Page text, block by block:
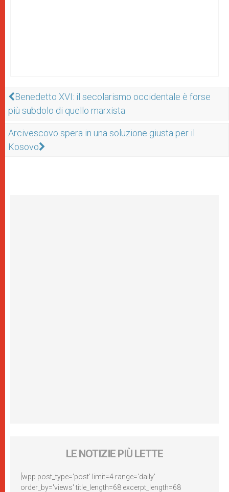
Benedetto XVI: il secolarismo occidentale è forse
più subdolo di quello marxista
Arcivescovo spera in una soluzione giusta per il
Kosovo
LE NOTIZIE PIÙ LETTE
[wpp post_type='post' limit=4 range='daily'
order_by='views' title_length=68 excerpt_length=68